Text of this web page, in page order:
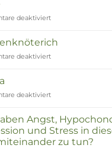
deaktiviert
deaktiviert
deaktiviert
Angst,
und Stress in
zu tun?